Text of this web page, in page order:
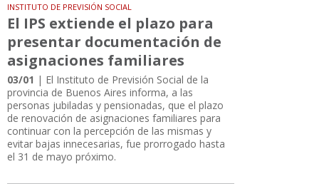
INSTITUTO DE PREVISIÓN SOCIAL
El IPS extiende el plazo para
presentar documentación de
asignaciones familiares
03/01 | El Instituto de Previsión Social de la
provincia de Buenos Aires informa, a las
personas jubiladas y pensionadas, que el plazo
de renovación de asignaciones familiares para
continuar con la percepción de las mismas y
evitar bajas innecesarias, fue prorrogado hasta
el 31 de mayo próximo.